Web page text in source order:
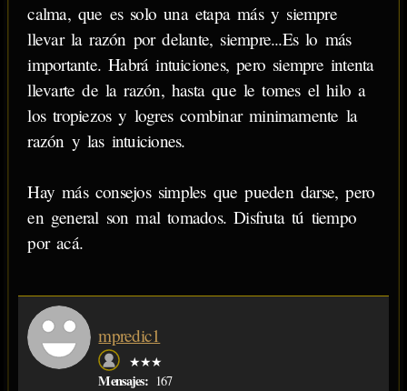
calma, que es solo una etapa más y siempre
llevar la razón por delante, siempre...Es lo más
importante. Habrá intuiciones, pero siempre intenta
llevarte de la razón, hasta que le tomes el hilo a
los tropiezos y logres combinar minimamente la
razón y las intuiciones.
Hay más consejos simples que pueden darse, pero
en general son mal tomados. Disfruta tú tiempo
por acá.
mpredic1
★★★
Mensajes: 167